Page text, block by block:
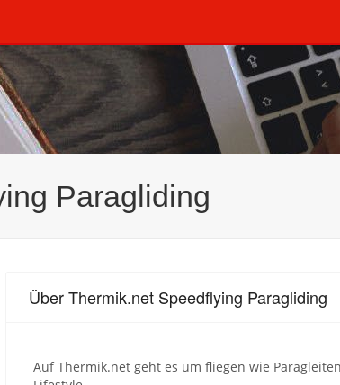
Paragliding
Über Thermik.net Speedflying Paragliding
Auf Thermik.net geht es um fliegen wie